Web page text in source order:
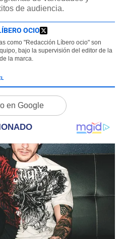
de audiencia.
OCIO
como "Redacción Líbero ocio" son
bajo la supervisión del editor de la
la marca.
en Google